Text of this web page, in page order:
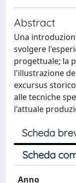
Abstract
Una
svolgere
progettuale; la
l'illustrazione
excursus
alle tecniche
l'attuale
Scheda
Scheda
Anno